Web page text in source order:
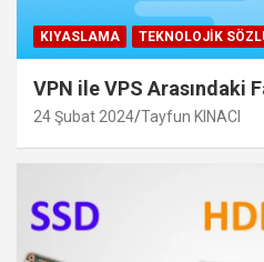
KIYASLAMA TEKNOLOJIK
VPN ile VPS Arasındaki
24 Şubat 2024 Tayfun KINACI